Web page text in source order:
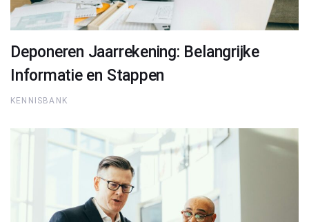
Deponeren Jaarrekening: Belangrijke
Informatie en Stappen
KENNISBANK